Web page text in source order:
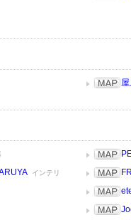
インテリ